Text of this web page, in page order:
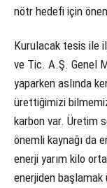
nötr hedefi için
Kurulacak tesis ile
ve Tic. A.Ş. Genel
yaparken aslında
ürettiğimizi
karbon var. Üretim
önemli kaynağı da
enerji yarım kilo
enerjiden başlamak